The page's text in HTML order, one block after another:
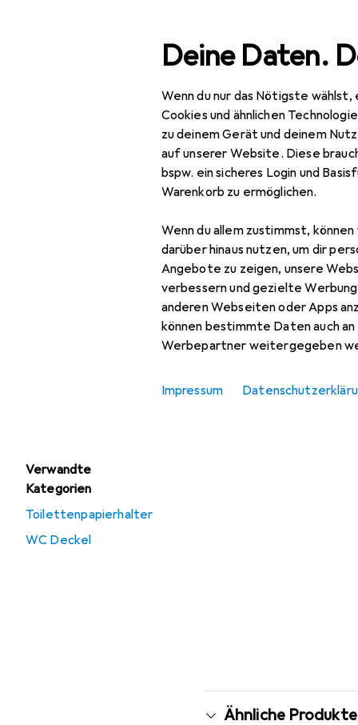
Deine Daten.
Wenn du nur das Nötigste
Cookies und ähnlichen
zu deinem Gerät und deinem
auf unserer Website. Diese
bspw. ein sicheres Login und
Warenkorb zu ermöglichen.
Wenn du allem zustimmst,
darüber hinaus nutzen, um dir
Angebote zu zeigen, unsere
verbessern und gezielte
anderen Webseiten oder Apps
können bestimmte Daten auch
Werbepartner weitergegeben
Impressum
Navigation nach Kategorien
Toilettenpapierhalter
Verwandte
Kategorien
Toilettenpapierhalter
WC Deckel
Gesamtsortiment
Ähnliche